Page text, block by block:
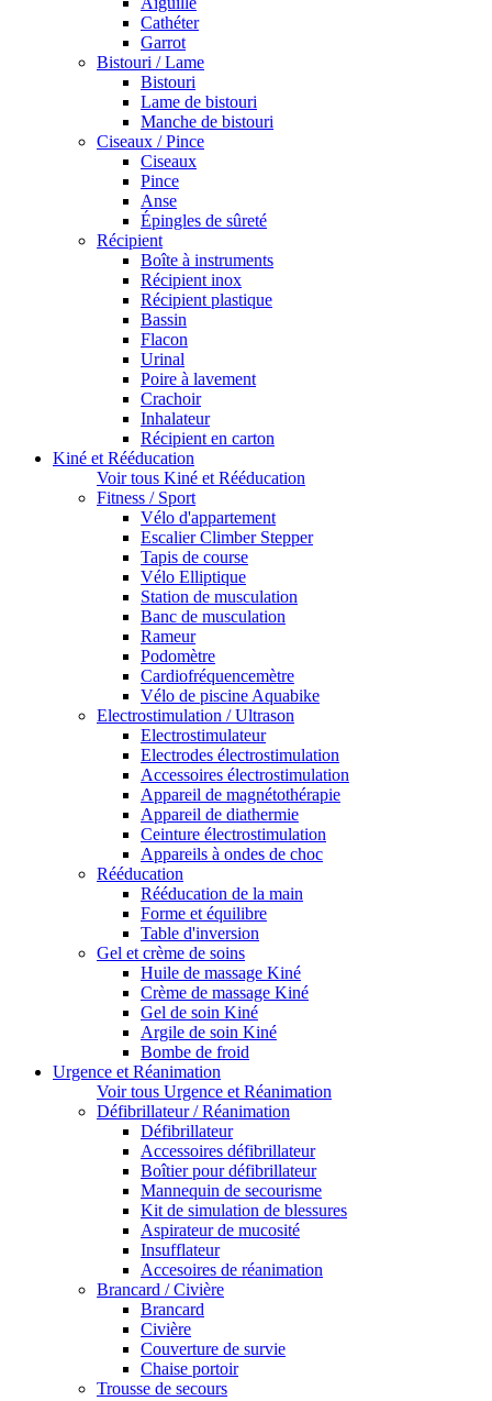
Cathéter
Garrot
Bistouri / Lame
Bistouri
Lame de bistouri
Manche de bistouri
Ciseaux / Pince
Ciseaux
Pince
Anse
Épingles de sûreté
Récipient
Boîte à instruments
Récipient inox
Récipient plastique
Bassin
Flacon
Urinal
Poire à lavement
Crachoir
Inhalateur
Récipient en carton
Kiné et Rééducation
Voir tous Kiné et Rééducation
Fitness / Sport
Vélo d'appartement
Escalier Climber Stepper
Tapis de course
Vélo Elliptique
Station de musculation
Banc de musculation
Rameur
Podomètre
Cardiofréquencemètre
Vélo de piscine Aquabike
Electrostimulation / Ultrason
Electrostimulateur
Electrodes électrostimulation
Accessoires électrostimulation
Appareil de magnétothérapie
Appareil de diathermie
Ceinture électrostimulation
Appareils à ondes de choc
Rééducation
Rééducation de la main
Forme et équilibre
Table d'inversion
Gel et crème de soins
Huile de massage Kiné
Crème de massage Kiné
Gel de soin Kiné
Argile de soin Kiné
Bombe de froid
Urgence et Réanimation
Voir tous Urgence et Réanimation
Défibrillateur / Réanimation
Défibrillateur
Accessoires défibrillateur
Boîtier pour défibrillateur
Mannequin de secourisme
Kit de simulation de blessures
Aspirateur de mucosité
Insufflateur
Accesoires de réanimation
Brancard / Civière
Brancard
Civière
Couverture de survie
Chaise portoir
Trousse de secours